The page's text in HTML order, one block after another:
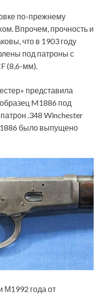
по-прежнему
Впрочем, прочность и
что в 1903 году
под патроны с
(8,6-мм).
представила
M1886 под
.348 Winchester
было выпущено
М1992 года от